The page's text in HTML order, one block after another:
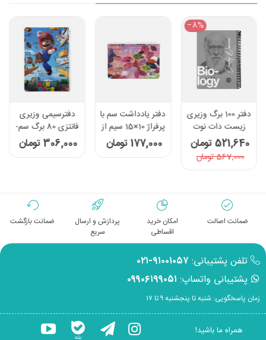
‎−8%
دفتر 100 برگ وزیری
زیست دات نوت
سری چهره ها رنگ
طوسی
521,640 تومان
567,000 تومان
دفتر یادداشت سم با
پرفراژ 10×15 سیم از
15 - طرح برگ
177,000 تومان
دفترسیمی وزیری
فانتزی 80 برگ سم-
طرح Super Mario
306,000 تومان
ضمانت اصالت
امکان خرید
اقساطی
پردازش و ارسال
سریع
ضمانت بازگشت
تلفن پشتیبانی: ۹۱۰۰۱۰۵۷-۰۲۱
پشتیبانی واتساپ: ۰۹۹۰۶۱۹۹۰۵۱
زمان پاسخگویی: شنبه تا پنجشنبه ۹ تا ۱۷
همراه ما باشید!